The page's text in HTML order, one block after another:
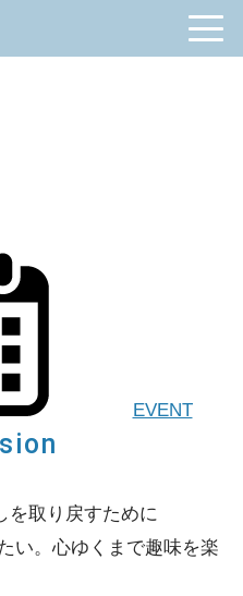
EVENT
を取り戻すために
い。心ゆくまで趣味を楽